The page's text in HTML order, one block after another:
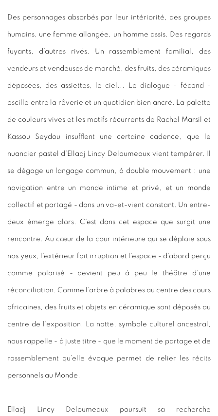
Des personnages absorbés par leur intériorité, des groupes
humains, une femme allongée, un homme assis. Des regards
fuyants, d’autres rivés. Un rassemblement familial, des
vendeurs et vendeuses de marché, des fruits, des céramiques
déposées, des assiettes, le ciel... Le dialogue - fécond -
oscille entre la rêverie et un quotidien bien ancré. La palette
de couleurs vives et les motifs récurrents de Rachel Marsil et
Kassou Seydou insufflent une certaine cadence, que le
nuancier pastel d’Elladj Lincy Deloumeaux vient tempérer. Il
se dégage un langage commun, à double mouvement : une
navigation entre un monde intime et privé, et un monde
collectif et partagé - dans un va-et-vient constant. Un entre-
deux émerge alors. C’est dans cet espace que surgit une
rencontre. Au cœur de la cour intérieure qui se déploie sous
nos yeux, l’extérieur fait irruption et l’espace - d’abord perçu
comme polarisé - devient peu à peu le théâtre d’une
réconciliation. Comme l’arbre à palabres au centre des cours
africaines, des fruits et objets en céramique sont déposés au
centre de l’exposition. La natte, symbole culturel ancestral,
nous rappelle - à juste titre - que le moment de partage et de
rassemblement qu’elle évoque permet de relier les récits
personnels au Monde.
Elladj Lincy Deloumeaux poursuit sa recherche